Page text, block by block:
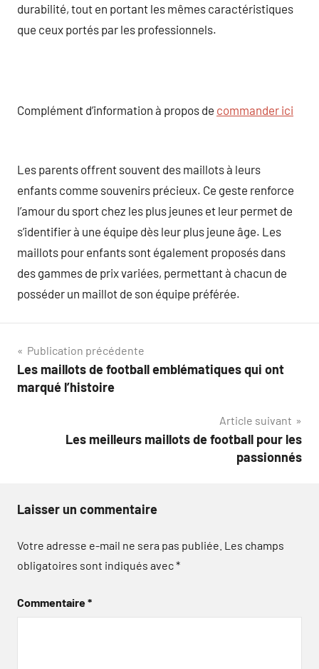
durabilité, tout en portant les mêmes caractéristiques
que ceux portés par les professionnels.
Complément d’information à propos de commander ici
Les parents offrent souvent des maillots à leurs
enfants comme souvenirs précieux. Ce geste renforce
l’amour du sport chez les plus jeunes et leur permet de
s’identifier à une équipe dès leur plus jeune âge. Les
maillots pour enfants sont également proposés dans
des gammes de prix variées, permettant à chacun de
posséder un maillot de son équipe préférée.
Navigation
de
Publication précédente
Les maillots de football emblématiques qui ont
marqué l’histoire
Article suivant
Les meilleurs maillots de football pour les
passionnés
Laisser un commentaire
Votre adresse e-mail ne sera pas publiée. Les champs
obligatoires sont indiqués avec*
Commentaire*